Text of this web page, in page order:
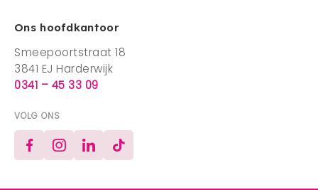
Ons hoofdkantoor
Smeepoortstraat 18
3841 EJ Harderwijk
0341 – 45 33 09
VOLG ONS
FacebookInstagram
LinkedInTikTok